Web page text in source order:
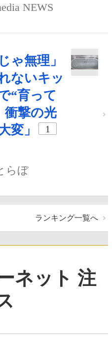
NEWS
ゃ無理」
ないキッ
“育って
撃の光
変」
1
らぼ
ランキング一覧へ
ネット 注